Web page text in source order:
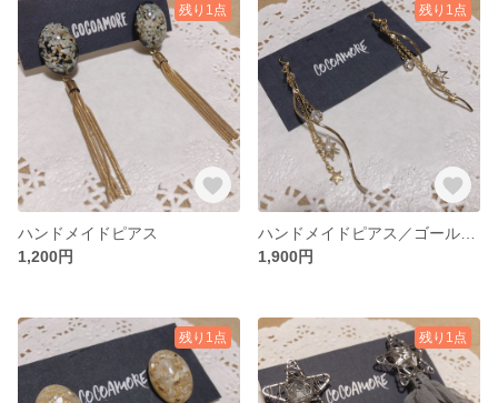
残り1点
ハンドメイドピアス
1,200円
残り1点
1,900円
残り1点 残り1点